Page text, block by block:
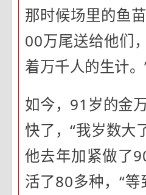
那时候场里的鱼
00万尾送给他们
着万千人的生计。
如今，91岁的金
快了，“我岁数大
他去年加紧做了
活了80多种，“